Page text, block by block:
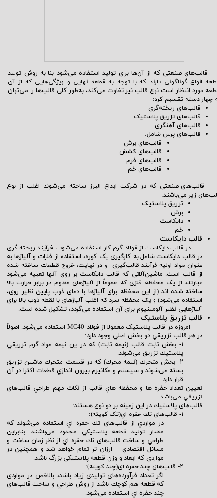
صنعتی که از آن‌ها برای تولید استفاده می‌شود بنا به روش تولید
انواع گوناگونی دارند که با توجه به قطعه نهایی و ویژگی‌هایی که از آن
مورد انتظار است نوع قالب نیز تفاوت می‌کند، به‌طور کلی قالب‌ها را می‌توان
چهار دسته تقسیم کرد:
قالب‌های ریخته‌گری
قالب‌های تزریق پلاستیک
قالب‌های آهنگری
قالب‌های پرس شامل:
قالب‌های برش
قالب‌های کشش
قالب‌های فرم
قالب‌های خم
قالب‌هایصنعتی که در شرکت ابداع البرز ساخته می‌شوند اغلب از نوع
زیر می‌باشند:
تزریق پلاستیک
برش
دایکاست
خم
قالب دایکاست
در قالب دایکاست از فولاد گرم کار استفاده می‌شود، فرآیند ریخته گری
در قالب دایکاست شامل به کارگیری یک کوره، استفاده از فلزات و آلیاژها به
عنوان مواد اولیه فرآیند قالب‌گیری و در نهایت، خروج قطعات ساخته شده
از قالب است. ماشین‌آلاتی که قالب دایکاست بر روی آنها تعبیه می‌شود
عبارتند از یک محفظه فلزی که عموماً از آلیاژهای مقاوم در برابر حرارت بالا
ساخته شده اند (از این محفظه برای آلیاژها با دمای ذوب پایین نظیر روی،
استفاده می‌شود) و یک محفظه سرد که اغلب آلیاژهای با نقطه ذوب بالا برای
آلیاژهایی نظیر آلومینیوم برای آن استفاده می‌گردد، تشکیل شده است.
قالب تزریق پلاستیک
امروزه در قالب پلاستیک معمولا از فولاد MO40 استفاده می‌شود. اصولاً
در هر قالب تزريقي دو بخش اصلي وجود دارد:
۱- بخش ثابت قالب (نيمه ثابت) كه در اين نيمه مواد گرم تزريقي
پلاستيك تزريق می‌شوند.
۲- بخش متحرك (نيمه محرك) كه در قسمت متحرك ماشين تزريق
بسته می‌شوند و سيستم و مكانيزم بيرون اندازي قطعات اكثرا در آن
قرار دارد.
تعيين تعداد حفره ها و محفظه هاي قالب از نكات مهم طراحي قالب‌های
تزريقي می‌باشد.
قالب‌هایپلاستيك در اين زمينه بر دو نوع هستند:
۱- قالب‌هایتك حفره اي(تک کویته):
در مواردي از قالب‌های تك حفره اي استفاده می‌شوند كه
مقدار توليد قطعه پلاستيكي محدود می‌باشند. بنابراين
طراحي و ساخت قالب‌های​​​​​​​ تك حفره اي از نظر زمان ساخت و
مسائل اقتصادي – ارزان تر تمام خواهد شد و همچنین در
مواردی که ابعاد و وزن قطعه پلاستیکی بزرگ باشد.
۲- قالب‌هایچند حفره ای(چند کویته):
اگر تعداد فرآورده‌های توليدی زياد باشد، بالاخص در مواردی
كه قطعه هم كوچك باشد از روش طراحي و ساخت قالب‌های​​​​​​​
چند حفره اي استفاده می‌شود​​​​​​​.